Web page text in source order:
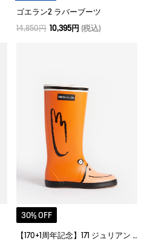
ゴエラン2 ラバーブーツ
14,850円 10,395円 (税込)
30% OFF
【170+1周年記念】171 ジュリアン ラバーブーツ